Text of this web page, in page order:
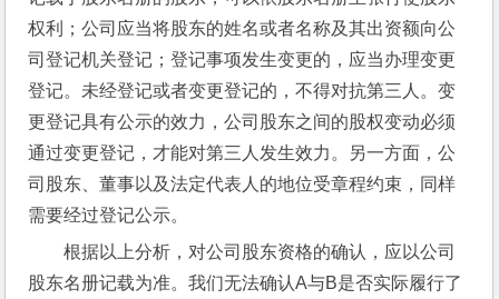
权利；公司应当将股东的姓名或者名称及其出资额向公
司登记机关登记；登记事项发生变更的，应当办理变更
登记。未经登记或者变更登记的，不得对抗第三人。变
更登记具有公示的效力，公司股东之间的股权变动必须
通过变更登记，才能对第三人发生效力。另一方面，公
司股东、董事以及法定代表人的地位受章程约束，同样
需要经过登记公示。
根据以上分析，对公司股东资格的确认，应以公司
股东名册记载为准。我们无法确认A与B是否实际履行了